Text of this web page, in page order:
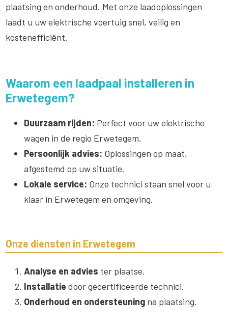
plaatsing en onderhoud. Met onze laadoplossingen
laadt u uw elektrische voertuig snel, veilig en
kostenefficiënt.
Waarom een laadpaal installeren in
Erwetegem?
Duurzaam rijden: Perfect voor uw elektrische
wagen in de regio Erwetegem.
Persoonlijk advies: Oplossingen op maat,
afgestemd op uw situatie.
Lokale service: Onze technici staan snel voor u
klaar in Erwetegem en omgeving.
Onze diensten in Erwetegem
Analyse en advies ter plaatse.
Installatie door gecertificeerde technici.
Onderhoud en ondersteuning na plaatsing.